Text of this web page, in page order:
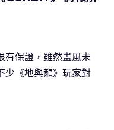
有保證，雖然畫風未
少《地與龍》玩家對